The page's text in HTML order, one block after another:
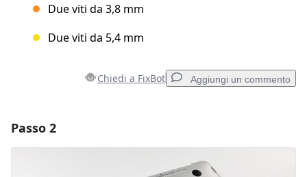
Due viti da 3,8 mm
Due viti da 5,4 mm
Chiedi a FixBot Aggiungi un commento
Passo 2